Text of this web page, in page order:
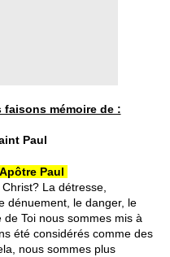
faisons mémoire de :
Paul
Paul
La détresse,
dénuement, le danger, le
de Toi nous sommes mis à
été considérés comme des
nous sommes plus